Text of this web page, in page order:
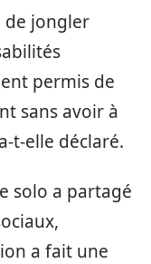
de jongler
permis de
sans avoir à
t-elle déclaré.
solo a partagé
a fait une